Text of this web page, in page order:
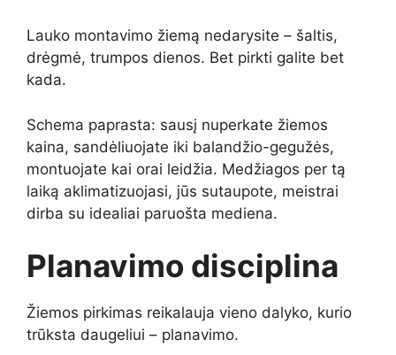
Lauko montavimo žiemą nedarysite – šaltis,
drėgmė, trumpos dienos. Bet pirkti galite bet
kada.
Schema paprasta: sausį nuperkate žiemos
kaina, sandėliuojate iki balandžio-gegužės,
montuojate kai orai leidžia. Medžiagos per tą
laiką aklimatizuojasi, jūs sutaupote, meistrai
dirba su idealiai paruošta mediena.
Planavimo disciplina
Žiemos pirkimas reikalauja vieno dalyko, kurio
trūksta daugeliui – planavimo.